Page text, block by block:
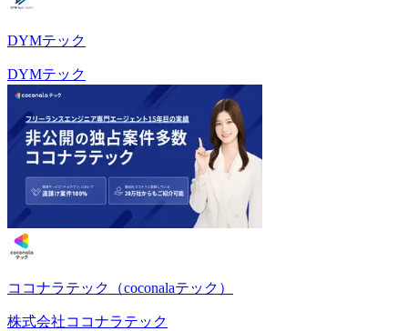
DYMテック
DYMテック
ココナラテック（coconalaテック）
株式会社ココナラテック